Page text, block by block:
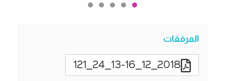
المرفقات
2018_12_13-16_24_121